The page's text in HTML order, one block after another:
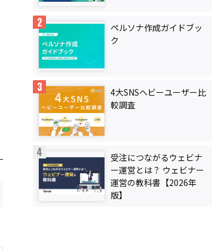
ペルソナ作成ガイドブッ
ク
4大SNSヘビーユーザー比
較調査
受注につながるウェビナ
ー運営とは？ ウェビナー
運営の教科書【2026年
版】